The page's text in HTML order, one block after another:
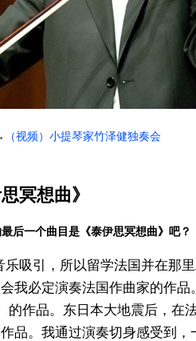
（视频）小提琴家竹泽健独奏会
冥想曲》
后一个曲目是《泰伊思冥想曲》吧？
乐吸引，所以留学法国并在那
我必定演奏法国作曲家的作
的作品。东日本大地震后，在
品。我通过演奏切身感受到